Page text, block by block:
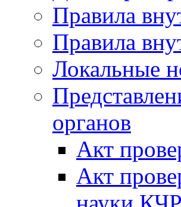
Правила
Правила
Локальные
органов
Акт
Акт